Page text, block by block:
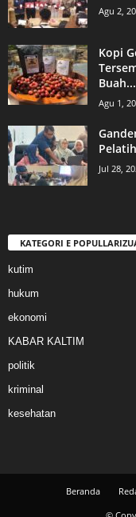
Agu 2,
Kopi
Buah...
Agu 1,
Jul 28,
KATEGORI E
kutim
hukum
ekonomi
KABAR KALTIM
politik
kriminal
kesehatan
Beranda